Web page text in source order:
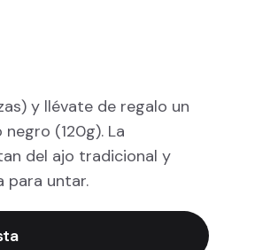
y llévate de regalo un
(120g). La
del ajo tradicional y
para untar.